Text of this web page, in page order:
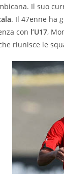
Il suo
. Il 47enne ha
con l’U17,
riunisce le